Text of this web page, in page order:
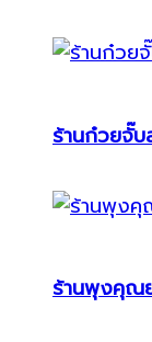
ร้านก๋วยจั๊
ร้านพุงคุณ